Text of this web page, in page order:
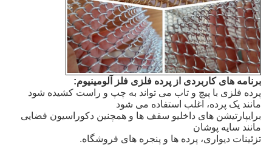
برنامه های کاربردی از پرده فلزی فلز آلومینیوم:
پرده فلزی با پیچ و تاب می تواند به چپ و راست کشیده شود
مانند یک پرده، اغلب استفاده می شود
برایپارتیشن های داخلیو سقف ها و همچنین دکوراسیون فضایی
مانند سایه پوشان
تزئینات دیواری، پرده ها و پنجره های فروشگاه.